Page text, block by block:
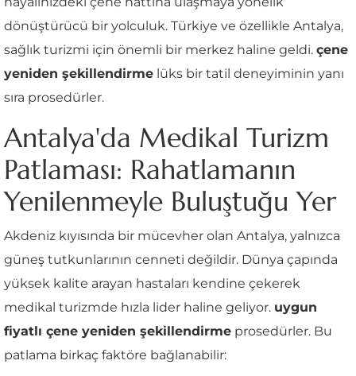
dönüştürücü bir yolculuk. Türkiye ve özellikle Antalya,
sağlık turizmi için önemli bir merkez haline geldi. çene
yeniden şekillendirme lüks bir tatil deneyiminin yanı
sıra prosedürler.
Antalya'da Medikal Turizm
Patlaması: Rahatlamanın
Yenilenmeyle Buluştuğu Yer
Akdeniz kıyısında bir mücevher olan Antalya, yalnızca
güneş tutkunlarının cenneti değildir. Dünya çapında
yüksek kalite arayan hastaları kendine çekerek
medikal turizmde hızla lider haline geliyor. uygun
fiyatlı çene yeniden şekillendirme prosedürler. Bu
patlama birkaç faktöre bağlanabilir: